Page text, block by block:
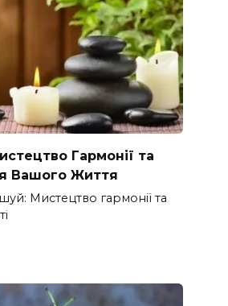
Гармонії та
Вашого Життя
Мистецтво гармонії та